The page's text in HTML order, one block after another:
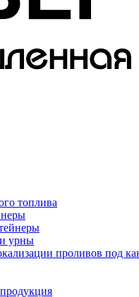
топлива
урны
проливов под